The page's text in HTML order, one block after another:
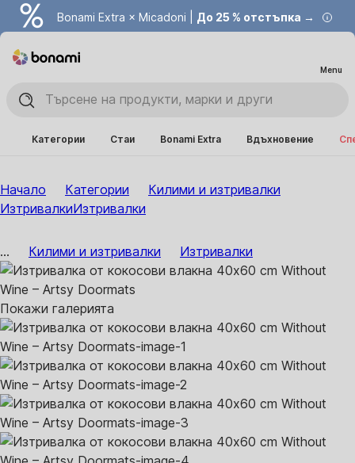
Bonami Extra × Micadoni | До 25 % отстъпка →
Menu
Категории Стаи Bonami Extra Вдъхновение
Начало Категории
Килими и изтривалки
ИзтривалкиИзтривалки
... Килими и изтривалки Изтривалки
Покажи галерията